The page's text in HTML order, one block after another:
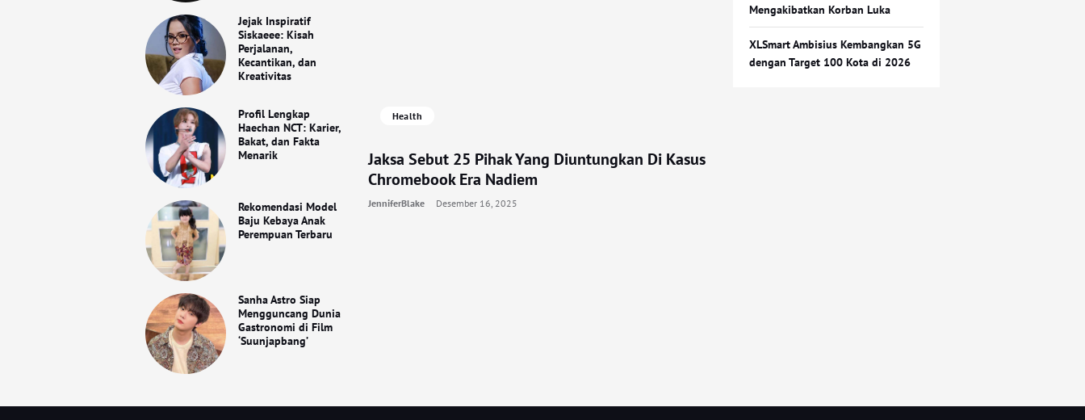
Jejak Inspiratif
Siskaeee: Kisah
Perjalanan,
Kecantikan, dan
Kreativitas
Profil Lengkap
Haechan NCT: Karier,
Bakat, dan Fakta
Menarik
Rekomendasi Model
Baju Kebaya Anak
Perempuan Terbaru
Sanha Astro Siap
Mengguncang Dunia
Gastronomi di Film
‘Suunjapbang’
Health
Jaksa Sebut 25 Pihak Yang Diuntungkan Di Kasus
Chromebook Era Nadiem
JenniferBlake Desember 16, 2025
Mengakibatkan Korban Luka
XLSmart Ambisius Kembangkan 5G
dengan Target 100 Kota di 2026